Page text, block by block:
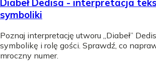
Diabeł Dedisa - interpretacja
symboliki
Poznaj interpretację utworu „Diabeł”
symbolikę i rolę gości. Sprawdź, co
mroczny numer.